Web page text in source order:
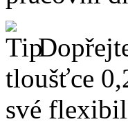
tloušťce
své